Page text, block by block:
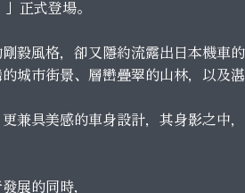
正式登場。
毅風格，卻又隱約流露出日本機車的
城市街景、層巒疊翠的山林，以及
兼具美感的車身設計，其身影之中
展的同時，